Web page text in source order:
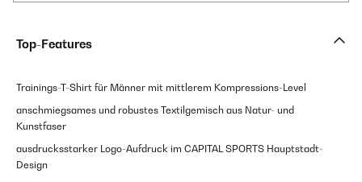
Top-Features
Trainings-T-Shirt für Männer mit mittlerem Kompressions-Level
anschmiegsames und robustes Textilgemisch aus Natur- und
Kunstfaser
ausdrucksstarker Logo-Aufdruck im CAPITAL SPORTS Hauptstadt-
Design